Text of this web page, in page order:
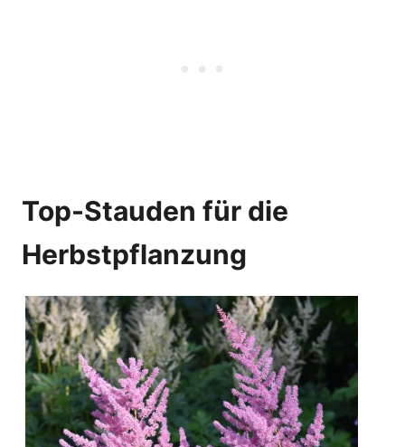
Top-Stauden für die
Herbstpflanzung